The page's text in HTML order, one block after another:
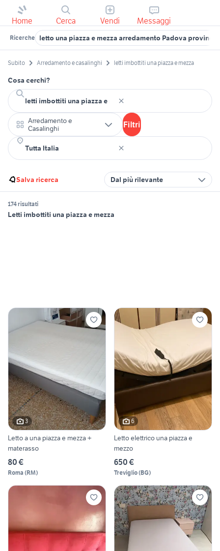
Home Cerca Vendi Messaggi
Ricerche letto una piazza e mezza arredamento Padova provincia
Subito Arredamento e casalinghi letti imbottiti una piazza e mezza
Cosa cerchi?
Arredamento e
Casalinghi
Filtri
Salva ricerca Dal più rilevante
174 risultati
Letti imbottiti una piazza e mezza
3
Letto a una piazza e mezza +
materasso
80 €
Roma (RM)
6
Letto elettrico una piazza e
mezzo
650 €
Treviglio(BG)